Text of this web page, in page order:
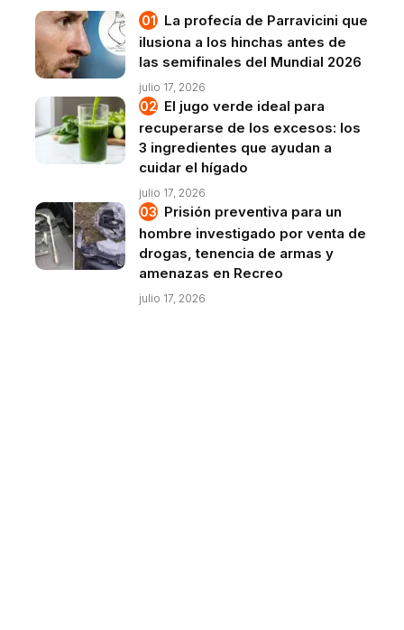
La profecía de Parravicini que
ilusiona a los hinchas antes de
las semifinales del Mundial 2026
julio 17, 2026
El jugo verde ideal para
recuperarse de los excesos: los
3 ingredientes que ayudan a
cuidar el hígado
julio 17, 2026
Prisión preventiva para un
hombre investigado por venta de
drogas, tenencia de armas y
amenazas en Recreo
julio 17, 2026